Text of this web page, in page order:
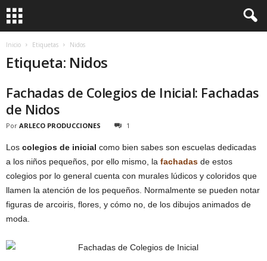
Inicio Etiquetas Nidos
Etiqueta: Nidos
Fachadas de Colegios de Inicial: Fachadas
de Nidos
Por ARLECO PRODUCCIONES 1
Los colegios de inicial como bien sabes son escuelas dedicadas
a los niños pequeños, por ello mismo, la fachadas de estos
colegios por lo general cuenta con murales lúdicos y coloridos que
llamen la atención de los pequeños. Normalmente se pueden notar
figuras de arcoiris, flores, y cómo no, de los dibujos animados de
moda.